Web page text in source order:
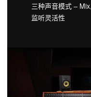
三种声音模式 –
监听灵活性